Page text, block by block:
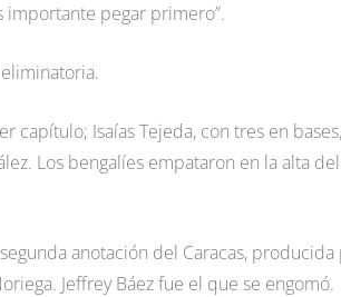
importante pegar primero”.
Isaías Tejeda, con tres en bases,
Los bengalíes empataron en la alta del
anotación del Caracas, producida
Jeffrey Báez fue el que se engomó.